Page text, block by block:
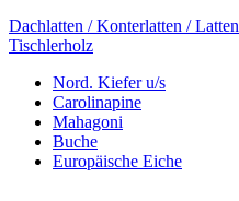
Dachlatten / Konterlatten / Latten
Tischlerholz
Nord. Kiefer u/s
Carolinapine
Mahagoni
Buche
Europäische Eiche